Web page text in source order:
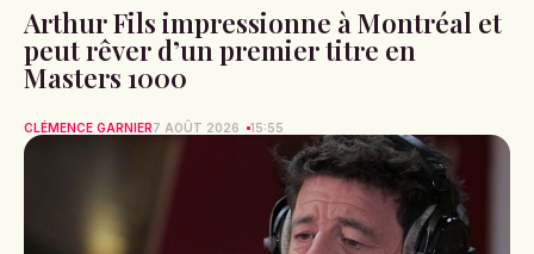
Arthur Fils impressionne à Montréal et
peut rêver d’un premier titre en
Masters 1000
CLÉMENCE GARNIER7 AOÛT 2026 15:55